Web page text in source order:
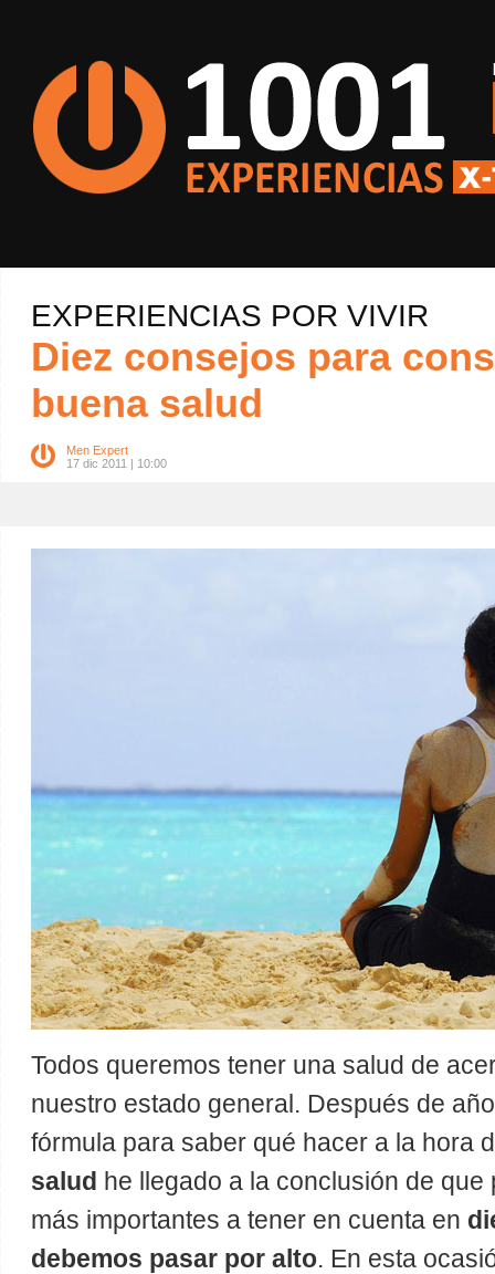
EXPERIENCIAS POR VIVIR
Diez consejos para
buena salud
Men Expert
17 dic 2011 | 10:00
Todos queremos tener una salud de
nuestro estado general. Después de
fórmula para saber qué hacer a la hora
salud he llegado a la conclusión de
más importantes a tener en cuenta en
debemos pasar por alto. En esta